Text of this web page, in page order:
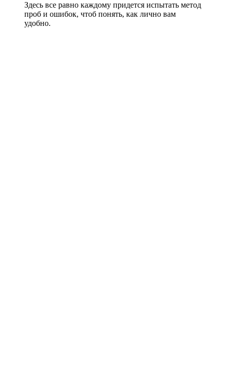
Здесь все равно каждому придется испытать метод
проб и ошибок, чтоб понять, как лично вам
удобно.